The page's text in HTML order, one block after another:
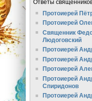
Ответы
Протоиерей
Протоиерей
Священник
Людоговский
Протоиерей
Протоиерей
Протоиерей
Протоиерей
Спиридонов
Протоиерей